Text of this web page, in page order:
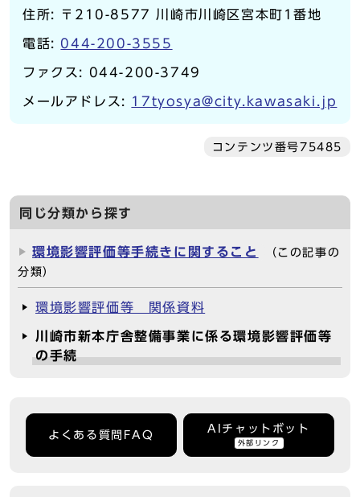
住所: 〒210-8577 川崎市川崎区宮本町1番地
電話: 044-200-3555
ファクス: 044-200-3749
メールアドレス: 17tyosya@city.kawasaki.jp
コンテンツ番号75485
同じ分類から探す
環境影響評価等手続きに関すること
（この記事の
分類）
環境影響評価等 関係資料
川崎市新本庁舎整備事業に係る環境影響評価等
の手続
よくある質問FAQ
AIチャットボット
外部リンク